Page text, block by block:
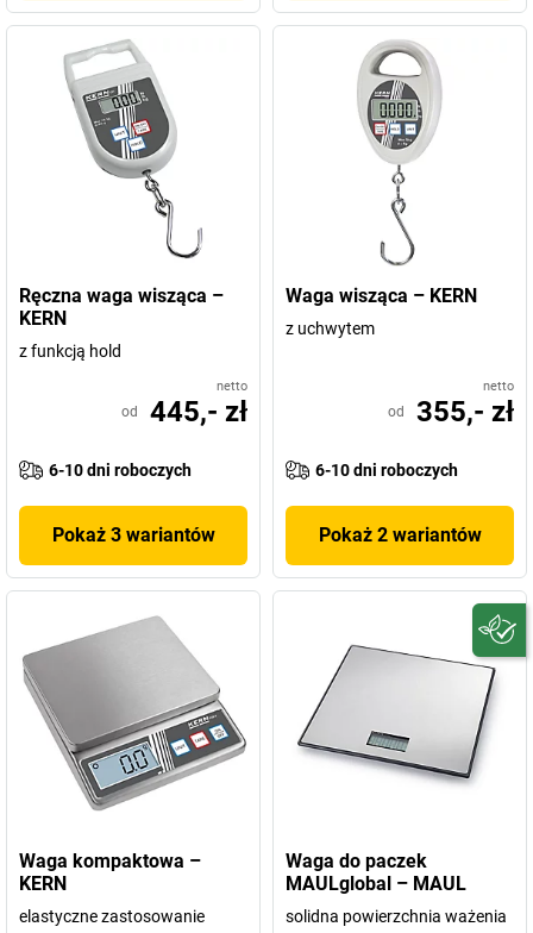
Ręczna waga wisząca –
KERN
z funkcją hold
netto
od 445,- zł
6-10 dni roboczych
Pokaż 3 wariantów
Waga wisząca – KERN
z uchwytem
netto
od 355,- zł
6-10 dni roboczych
Pokaż 2 wariantów
Waga kompaktowa –
KERN
elastyczne zastosowanie
Waga do paczek
MAULglobal – MAUL
solidna powierzchnia ważenia